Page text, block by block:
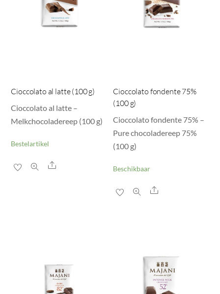
Cioccolato al latte (100 g)
Cioccolato al latte –
Melkchocoladereep (100 g)
Bestelartikel
Share
Cioccolato fondente 75%
(100 g)
Cioccolato fondente 75% –
Pure chocoladereep 75%
(100 g)
Beschikbaar
Share